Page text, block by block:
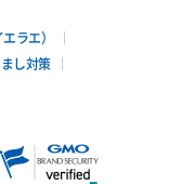
ラエ）
し対策